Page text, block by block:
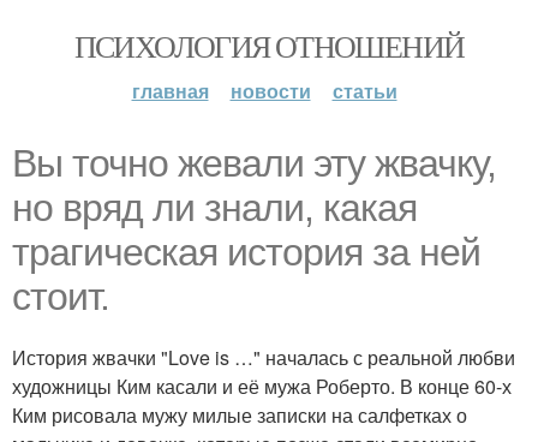
ПСИХОЛОГИЯ ОТНОШЕНИЙ
главная новости статьи
Вы точно жевали эту жвачку,
но вряд ли знали, какая
трагическая история за ней
стоит.
История жвачки "Love is …" началась с реальной любви
художницы Ким касали и её мужа Роберто. В конце 60-х
Ким рисовала мужу милые записки на салфетках о